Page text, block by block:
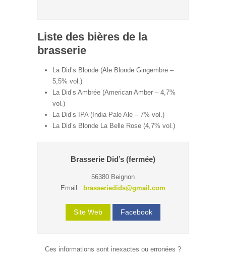
Liste des bières de la
brasserie
La Did’s Blonde (Ale Blonde Gingembre –
5,5% vol.)
La Did’s Ambrée (American Amber – 4,7%
vol.)
La Did’s IPA (India Pale Ale – 7% vol.)
La Did’s Blonde La Belle Rose (4,7% vol.)
Brasserie Did’s (fermée)
56380 Beignon
Email : brasseriedids@gmail.com
Site Web Facebook
Ces informations sont inexactes ou erronées ?